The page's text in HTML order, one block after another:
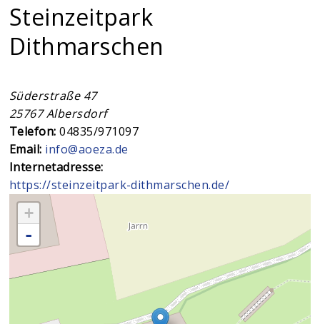
Steinzeitpark
Dithmarschen
Süderstraße 47
25767 Albersdorf
Telefon:04835/971097
Email: info@aoeza.de
Internetadresse:
https://steinzeitpark-dithmarschen.de/
+
-